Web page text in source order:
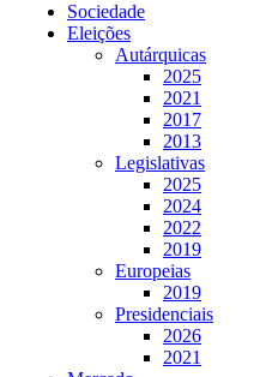
Sociedade
Eleições
Autárquicas
2025
2021
2017
2013
Legislativas
2025
2024
2022
2019
Europeias
2019
Presidenciais
2026
2021